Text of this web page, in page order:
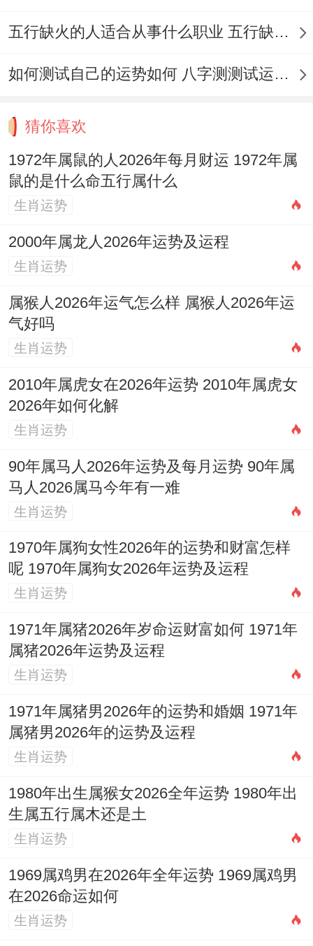
五行缺火的人适合从事什么职业 五行缺火的人适合从事的职业有哪些
如何测试自己的运势如何 八字测测试运运程
猜你喜欢
1972年属鼠的人2026年每月财运 1972年属
鼠的是什么命五行属什么
生肖运势
2000年属龙人2026年运势及运程
生肖运势
属猴人2026年运气怎么样 属猴人2026年运
气好吗
生肖运势
2010年属虎女在2026年运势 2010年属虎女
2026年如何化解
生肖运势
90年属马人2026年运势及每月运势 90年属
马人2026属马今年有一难
生肖运势
1970年属狗女性2026年的运势和财富怎样
呢 1970年属狗女2026年运势及运程
生肖运势
1971年属猪2026年岁命运财富如何 1971年
属猪2026年运势及运程
生肖运势
1971年属猪男2026年的运势和婚姻 1971年
属猪男2026年的运势及运程
生肖运势
1980年出生属猴女2026全年运势 1980年出
生属五行属木还是土
生肖运势
1969属鸡男在2026年全年运势 1969属鸡男
在2026命运如何
生肖运势